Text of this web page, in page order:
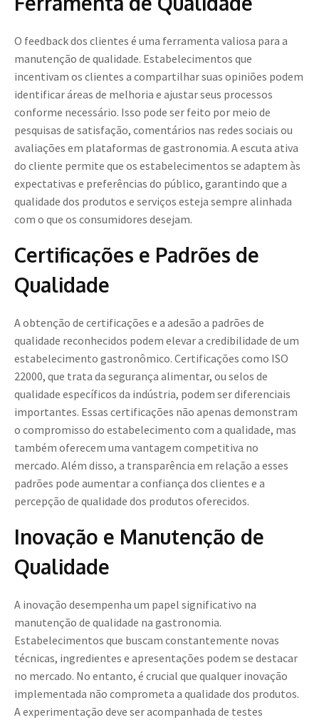
O feedback dos clientes é uma ferramenta valiosa para a
manutenção de qualidade. Estabelecimentos que
incentivam os clientes a compartilhar suas opiniões podem
identificar áreas de melhoria e ajustar seus processos
conforme necessário. Isso pode ser feito por meio de
pesquisas de satisfação, comentários nas redes sociais ou
avaliações em plataformas de gastronomia. A escuta ativa
do cliente permite que os estabelecimentos se adaptem às
expectativas e preferências do público, garantindo que a
qualidade dos produtos e serviços esteja sempre alinhada
com o que os consumidores desejam.
Certificações e Padrões de
Qualidade
A obtenção de certificações e a adesão a padrões de
qualidade reconhecidos podem elevar a credibilidade de um
estabelecimento gastronômico. Certificações como ISO
22000, que trata da segurança alimentar, ou selos de
qualidade específicos da indústria, podem ser diferenciais
importantes. Essas certificações não apenas demonstram
o compromisso do estabelecimento com a qualidade, mas
também oferecem uma vantagem competitiva no
mercado. Além disso, a transparência em relação a esses
padrões pode aumentar a confiança dos clientes e a
percepção de qualidade dos produtos oferecidos.
Inovação e Manutenção de
Qualidade
A inovação desempenha um papel significativo na
manutenção de qualidade na gastronomia.
Estabelecimentos que buscam constantemente novas
técnicas, ingredientes e apresentações podem se destacar
no mercado. No entanto, é crucial que qualquer inovação
implementada não comprometa a qualidade dos produtos.
A experimentação deve ser acompanhada de testes